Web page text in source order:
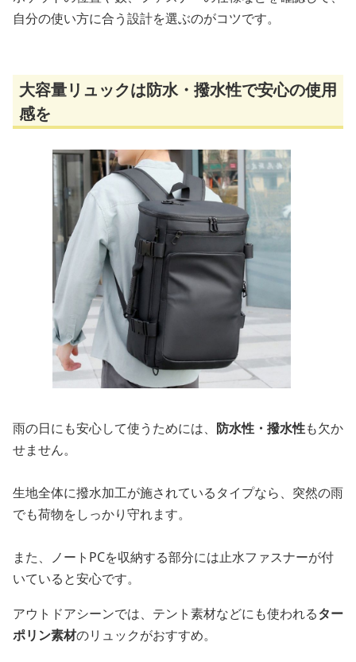
自分の使い方に合う設計を選ぶのがコツです。
大容量リュックは防水・撥水性で安心の使用
感を
雨の日にも安心して使うためには、 防水性・撥水性も欠か
せません。
生地全体に撥水加工が施されているタイプなら、突然の雨
でも荷物をしっかり守れます。
また、ノートPCを収納する部分には止水ファスナーが付
いていると安心です。
アウトドアシーンでは、テント素材などにも使われるター
ポリン素材のリュックがおすすめ。